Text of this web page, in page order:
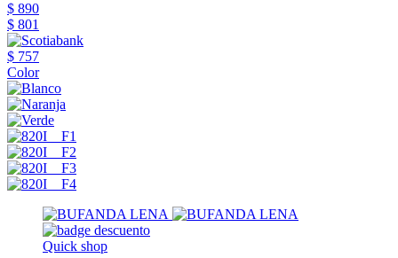
$ 890
$ 801
$ 757
Color
Quick shop